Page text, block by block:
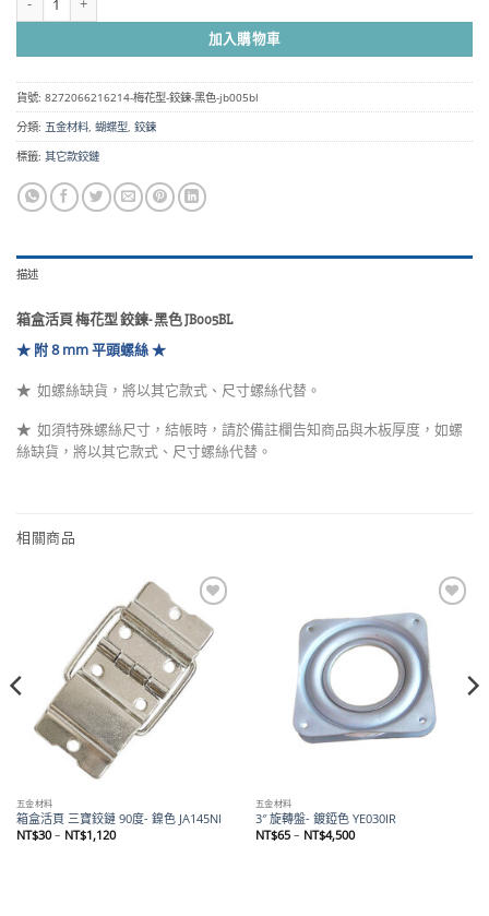
NT$830
加入購物車
貨號: 8272066216214-梅花型-鉸鍊-黑色-jb005bl
分類: 五金材料, 蝴蝶型, 鉸鍊
標籤: 其它款鉸鏈
描述
箱盒活頁 梅花型 鉸鍊- 黑色 JB005BL
★ 附 8 mm 平頭螺絲 ★
★ 如螺絲缺貨，將以其它款式、尺寸螺絲代替。
★ 如須特殊螺絲尺寸，結帳時，請於備註欄告知商品與木板厚度，如螺
絲缺貨，將以其它款式、尺寸螺絲代替。
相關商品
Add to
wishlist
五金材料
箱盒活頁 三寶鉸鏈 90度- 鎳色 JA145NI
NT$30 – NT$1,120價
五金材料
3″ 旋轉盤- 鍍錏色 YE030IR
NT$65 – NT$4,500價